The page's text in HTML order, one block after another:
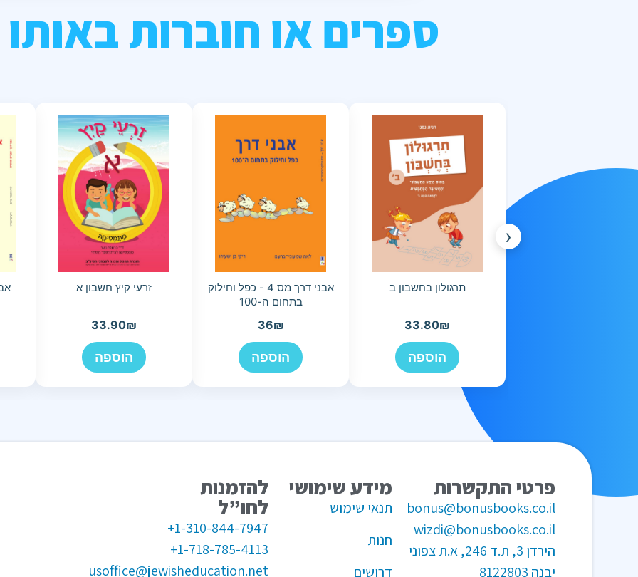
ספרים או חוברות
‹
תרגולון בחשבון ב
33.80₪
הוספה
אבני דרך מס 4 - כפל וחילוק
בתחום ה-100
36₪
הוספה
זרעי קיץ חשבון א
33.90₪
הוספה
פרטי התקשרות
bonus@bonusbooks.co.il
wizdi@bonusbooks.co.il
הירדן 3, ת.ד 246, א.ת צפוני
יבנה 8122803
מידע שימושי
תנאי שימוש
חנות
דרושים
להזמנות
לחו”ל
1-310-844-7947+
1-718-785-4113+
usoffice@jewisheducation.net